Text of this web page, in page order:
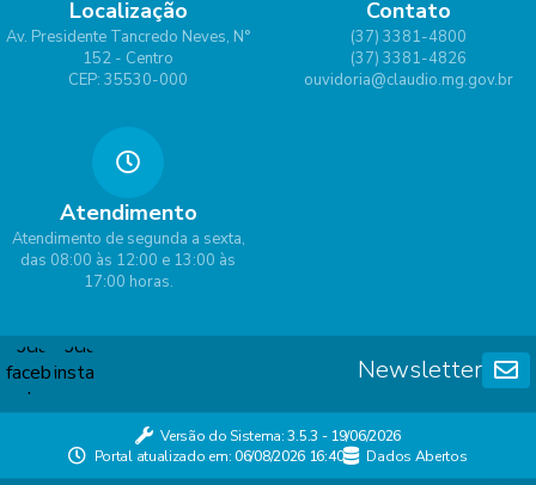
Localização
Av. Presidente Tancredo Neves, N°
152 - Centro
CEP: 35530-000
Contato
(37) 3381-4800
(37) 3381-4826
ouvidoria@claudio.mg.gov.br
Atendimento
Atendimento de segunda a sexta,
das 08:00 às 12:00 e 13:00 às
17:00 horas.
Newsletter
Versão do Sistema:3.5.3 - 19/06/2026
Portal atualizado em:06/08/2026 16:40 Dados Abertos